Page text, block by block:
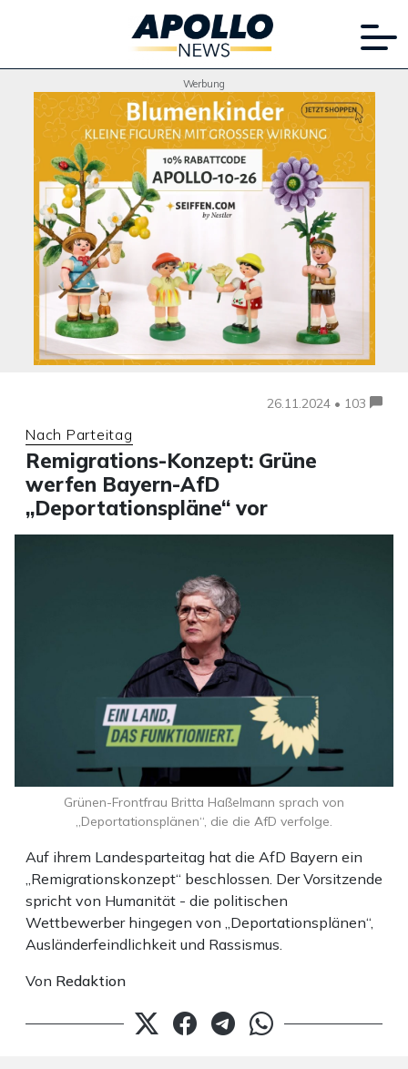
Werbung
26.11.2024 • 103
Nach Parteitag
Remigrations-Konzept: Grüne
werfen Bayern-AfD
„Deportationspläne“ vor
Auf ihrem Landesparteitag hat die AfD Bayern ein
„Remigrationskonzept“ beschlossen. Der Vorsitzende
spricht von Humanität - die politischen
Wettbewerber hingegen von „Deportationsplänen“,
Ausländerfeindlichkeit und Rassismus.
Von Redaktion
Grünen-Frontfrau Britta Haßelmann sprach von
„Deportationsplänen“, die die AfD verfolge.